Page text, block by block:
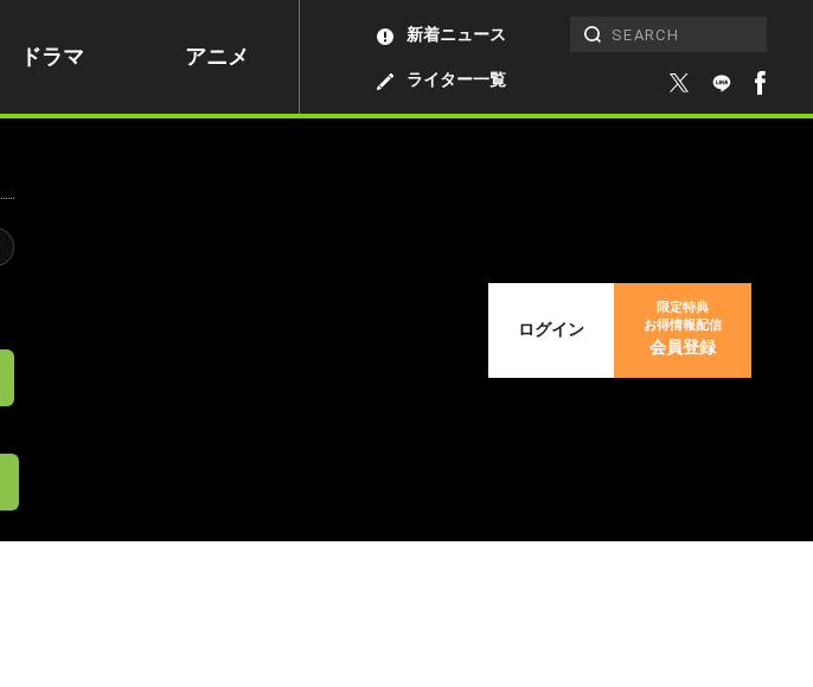
ドラマ アニメ
ライター一覧
新着ニュース
ログイン
限定特典
お得情報配信
会員登録